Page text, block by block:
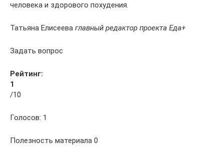
человека и здорового похудения.
Татьяна Елисеева главный редактор проекта Еда+
Задать вопрос
Рейтинг:
1
/10
Голосов: 1
Полезность материала 0